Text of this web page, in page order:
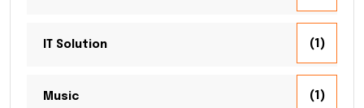
IT Solution (1)
Music (1)